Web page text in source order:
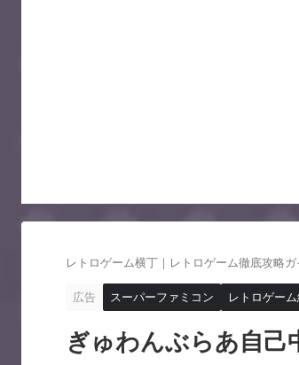
レトロゲーム横丁｜レトロゲーム徹底攻略
広告 スーパーファミコン レトロゲー
ぎゅわんぶらあ自己